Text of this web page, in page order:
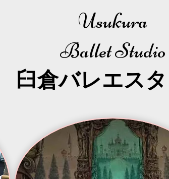
Usukura
Ballet Studio
​臼倉バレエス